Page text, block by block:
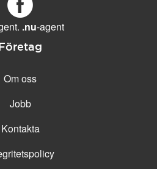
.nu-agent
Om oss
Jobb
Kontakta